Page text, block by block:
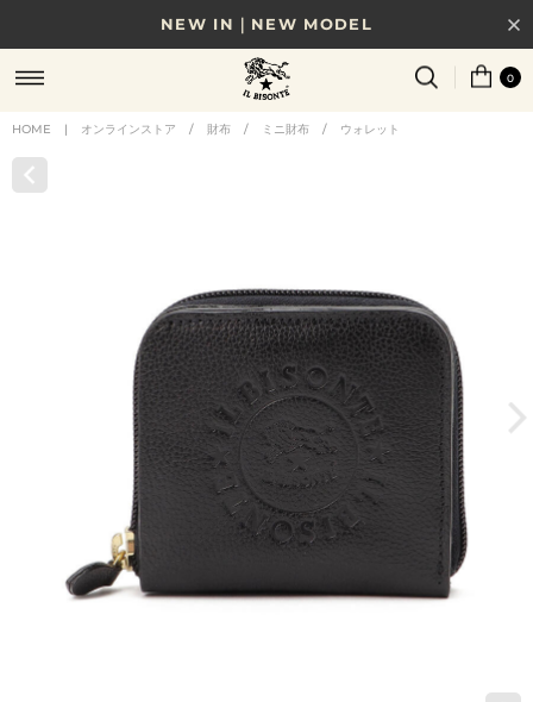
NEW IN｜NEW MODEL
8/17(月)10時まで｜税込11,000円以上で送料無料
贈る相手やシーンから選べる、新しいギフトガイド
0
HOME | オンラインストア / 財布 / ミニ財布 / ウォレット